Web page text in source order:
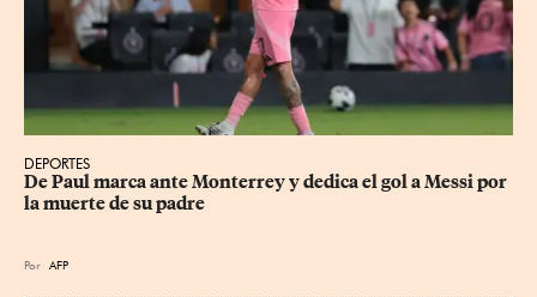
DEPORTES
De Paul marca ante Monterrey y dedica el gol a Messi por
la muerte de su padre
Por AFP